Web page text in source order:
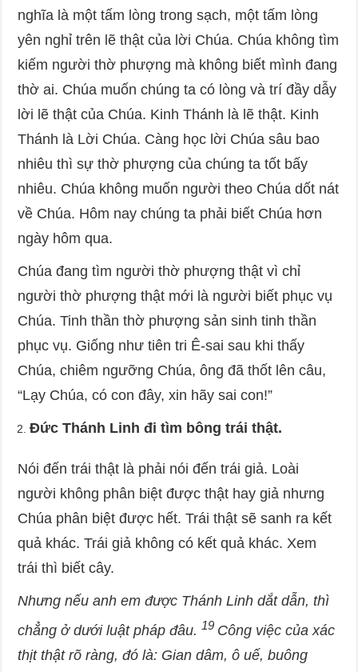
nghĩa là một tấm lòng trong sạch, một tấm lòng
yên nghỉ trên lẽ thật của lời Chúa. Chúa không tìm
kiếm người thờ phượng mà không biết mình đang
thờ ai. Chúa muốn chúng ta có lòng và trí đầy dẫy
lời lẽ thật của Chúa. Kinh Thánh là lẽ thật. Kinh
Thánh là Lời Chúa. Càng học lời Chúa sâu bao
nhiêu thì sự thờ phượng của chúng ta tốt bấy
nhiêu. Chúa không muốn người theo Chúa dốt nát
về Chúa. Hôm nay chúng ta phải biết Chúa hơn
ngày hôm qua.
Chúa đang tìm người thờ phượng thật vì chỉ
người thờ phượng thật mới là người biết phục vụ
Chúa. Tinh thần thờ phượng sản sinh tinh thần
phục vụ. Giống như tiên tri Ê-sai sau khi thấy
Chúa, chiêm ngưỡng Chúa, ông đã thốt lên câu,
“Lạy Chúa, có con đây, xin hãy sai con!”
Đức Thánh Linh đi tìm bông trái thật.
Nói đến trái thật là phải nói đến trái giả. Loài
người không phân biệt được thật hay giả nhưng
Chúa phân biệt được hết. Trái thật sẽ sanh ra kết
quả khác. Trái giả không có kết quả khác. Xem
trái thì biết cây.
Nhưng nếu anh em được Thánh Linh dắt dẫn, thì
chẳng ở dưới luật pháp đâu.19 Công việc của xác
thịt thật rõ ràng, đó là: Gian dâm, ô uế, buông